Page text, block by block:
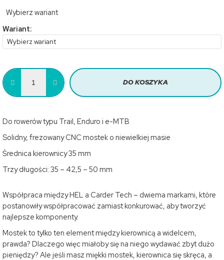
jednostkowa:
Wybierz wariant
Wariant:
DO KOSZYKA
Do rowerów typu Trail, Enduro i e-MTB
Solidny, frezowany CNC mostek o niewielkiej masie
Średnica kierownicy 35 mm
Trzy długości: 35 – 42,5 – 50 mm
Współpraca między HEL a Carder Tech – dwiema markami, które
postanowiły współpracować zamiast konkurować, aby tworzyć
najlepsze komponenty.
Mostek to tylko ten element między kierownicą a widelcem,
prawda? Dlaczego więc miałoby się na niego wydawać zbyt dużo
pieniędzy? Ale jeśli masz miękki mostek, kierownica się skręca, a